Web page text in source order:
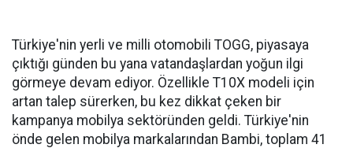
Türkiye'nin yerli ve milli otomobili TOGG, piyasaya
çıktığı günden bu yana vatandaşlardan yoğun ilgi
görmeye devam ediyor. Özellikle T10X modeli için
artan talep sürerken, bu kez dikkat çeken bir
kampanya mobilya sektöründen geldi. Türkiye'nin
önde gelen mobilya markalarından Bambi, toplam 41